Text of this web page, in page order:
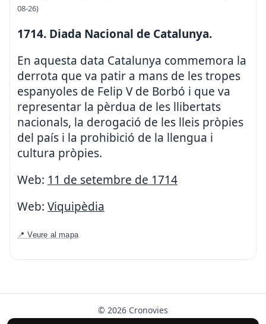
08-26)
1714. Diada Nacional de Catalunya.
En aquesta data Catalunya commemora la
derrota que va patir a mans de les tropes
espanyoles de Felip V de Borbó i que va
representar la pèrdua de les llibertats
nacionals, la derogació de les lleis pròpies
del país i la prohibició de la llengua i
cultura pròpies.
Web: 11 de setembre de 1714
Web: Viquipèdia
📍 Veure al mapa
© 2026 Cronovies